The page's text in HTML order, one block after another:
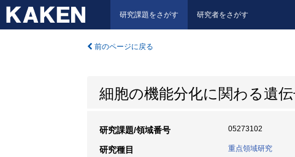
研究課題をさがす 研究者をさがす
前のページに戻る
細胞の機能分化に関わる遺
研究課題/領域番号 05273102
研究種目 重点領域研究